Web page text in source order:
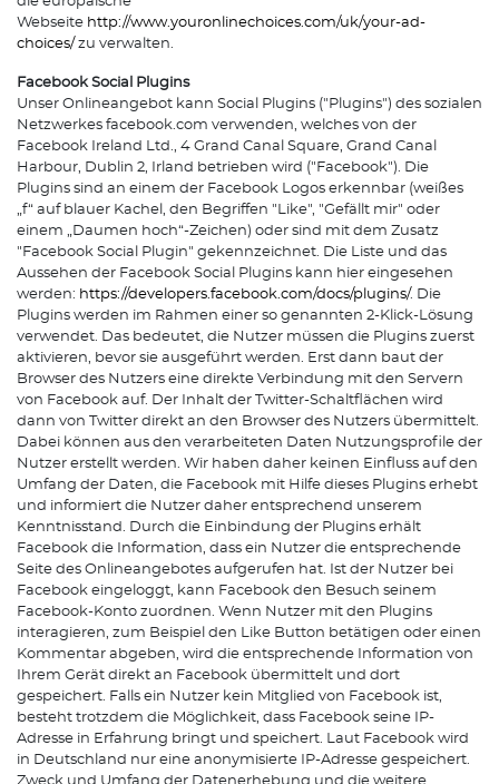
Webseite http://www.youronlinechoices.com/uk/your-ad-
choices/ zu verwalten.
Facebook Social Plugins
Unser Onlineangebot kann Social Plugins ("Plugins") des sozialen
Netzwerkes facebook.com verwenden, welches von der
Facebook Ireland Ltd., 4 Grand Canal Square, Grand Canal
Harbour, Dublin 2, Irland betrieben wird ("Facebook"). Die
Plugins sind an einem der Facebook Logos erkennbar (weißes
„f“ auf blauer Kachel, den Begriffen "Like", "Gefällt mir" oder
einem „Daumen hoch“-Zeichen) oder sind mit dem Zusatz
"Facebook Social Plugin" gekennzeichnet. Die Liste und das
Aussehen der Facebook Social Plugins kann hier eingesehen
werden: https://developers.facebook.com/docs/plugins/. Die
Plugins werden im Rahmen einer so genannten 2-Klick-Lösung
verwendet. Das bedeutet, die Nutzer müssen die Plugins zuerst
aktivieren, bevor sie ausgeführt werden. Erst dann baut der
Browser des Nutzers eine direkte Verbindung mit den Servern
von Facebook auf. Der Inhalt der Twitter-Schaltflächen wird
dann von Twitter direkt an den Browser des Nutzers übermittelt.
Dabei können aus den verarbeiteten Daten Nutzungsprofile der
Nutzer erstellt werden. Wir haben daher keinen Einfluss auf den
Umfang der Daten, die Facebook mit Hilfe dieses Plugins erhebt
und informiert die Nutzer daher entsprechend unserem
Kenntnisstand. Durch die Einbindung der Plugins erhält
Facebook die Information, dass ein Nutzer die entsprechende
Seite des Onlineangebotes aufgerufen hat. Ist der Nutzer bei
Facebook eingeloggt, kann Facebook den Besuch seinem
Facebook-Konto zuordnen. Wenn Nutzer mit den Plugins
interagieren, zum Beispiel den Like Button betätigen oder einen
Kommentar abgeben, wird die entsprechende Information von
Ihrem Gerät direkt an Facebook übermittelt und dort
gespeichert. Falls ein Nutzer kein Mitglied von Facebook ist,
besteht trotzdem die Möglichkeit, dass Facebook seine IP-
Adresse in Erfahrung bringt und speichert. Laut Facebook wird
in Deutschland nur eine anonymisierte IP-Adresse gespeichert.
Zweck und Umfang der Datenerhebung und die weitere